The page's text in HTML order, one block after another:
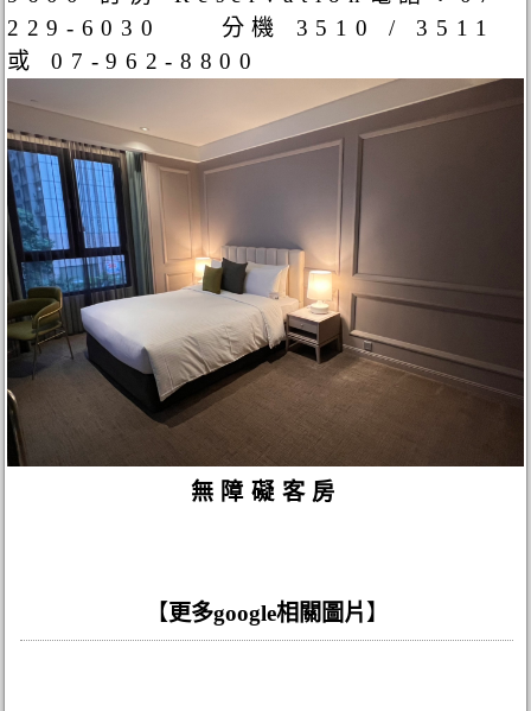
229-6030 分機 3510 / 3511
或 07-962-8800
無障礙客房
【更多google相關圖片】